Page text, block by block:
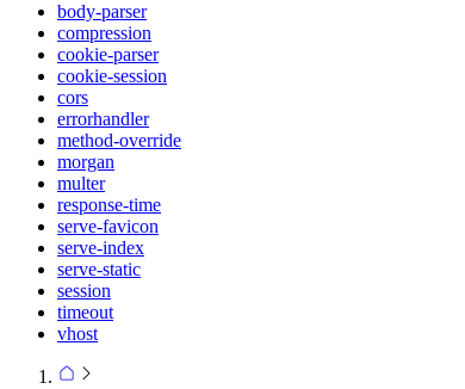
body-parser
compression
cookie-parser
cookie-session
cors
errorhandler
method-override
morgan
multer
response-time
serve-favicon
serve-index
serve-static
session
timeout
vhost